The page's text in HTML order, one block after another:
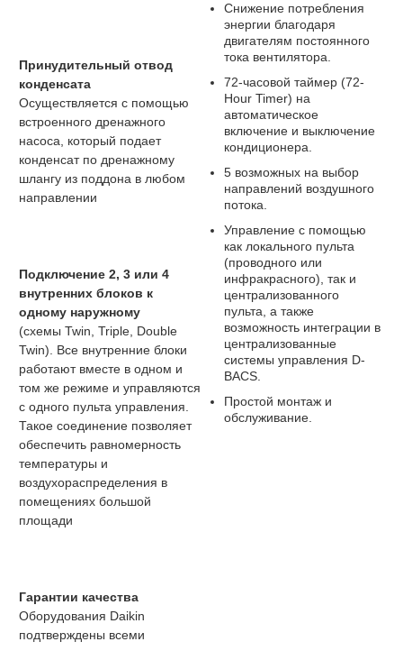
Принудительный отвод
конденсата
Осуществляется с помощью
встроенного дренажного
насоса, который подает
конденсат по дренажному
шлангу из поддона в любом
направлении
Подключение 2, 3 или 4
внутренних блоков к
одному наружному
(схемы Twin, Triple, Double
Twin). Все внутренние блоки
работают вместе в одном и
том же режиме и управляются
с одного пульта управления.
Такое соединение позволяет
обеспечить равномерность
температуры и
воздухораспределения в
помещениях большой
площади
Гарантии качества
Оборудования Daikin
подтверждены всеми
Снижение потребления
энергии благодаря
двигателям постоянного
тока вентилятора.
72-часовой таймер (72-
Hour Timer) на
автоматическое
включение и выключение
кондиционера.
5 возможных на выбор
направлений воздушного
потока.
Управление с помощью
как локального пульта
(проводного или
инфракрасного), так и
централизованного
пульта, а также
возможность интеграции в
централизованные
системы управления D-
BACS.
Простой монтаж и
обслуживание.